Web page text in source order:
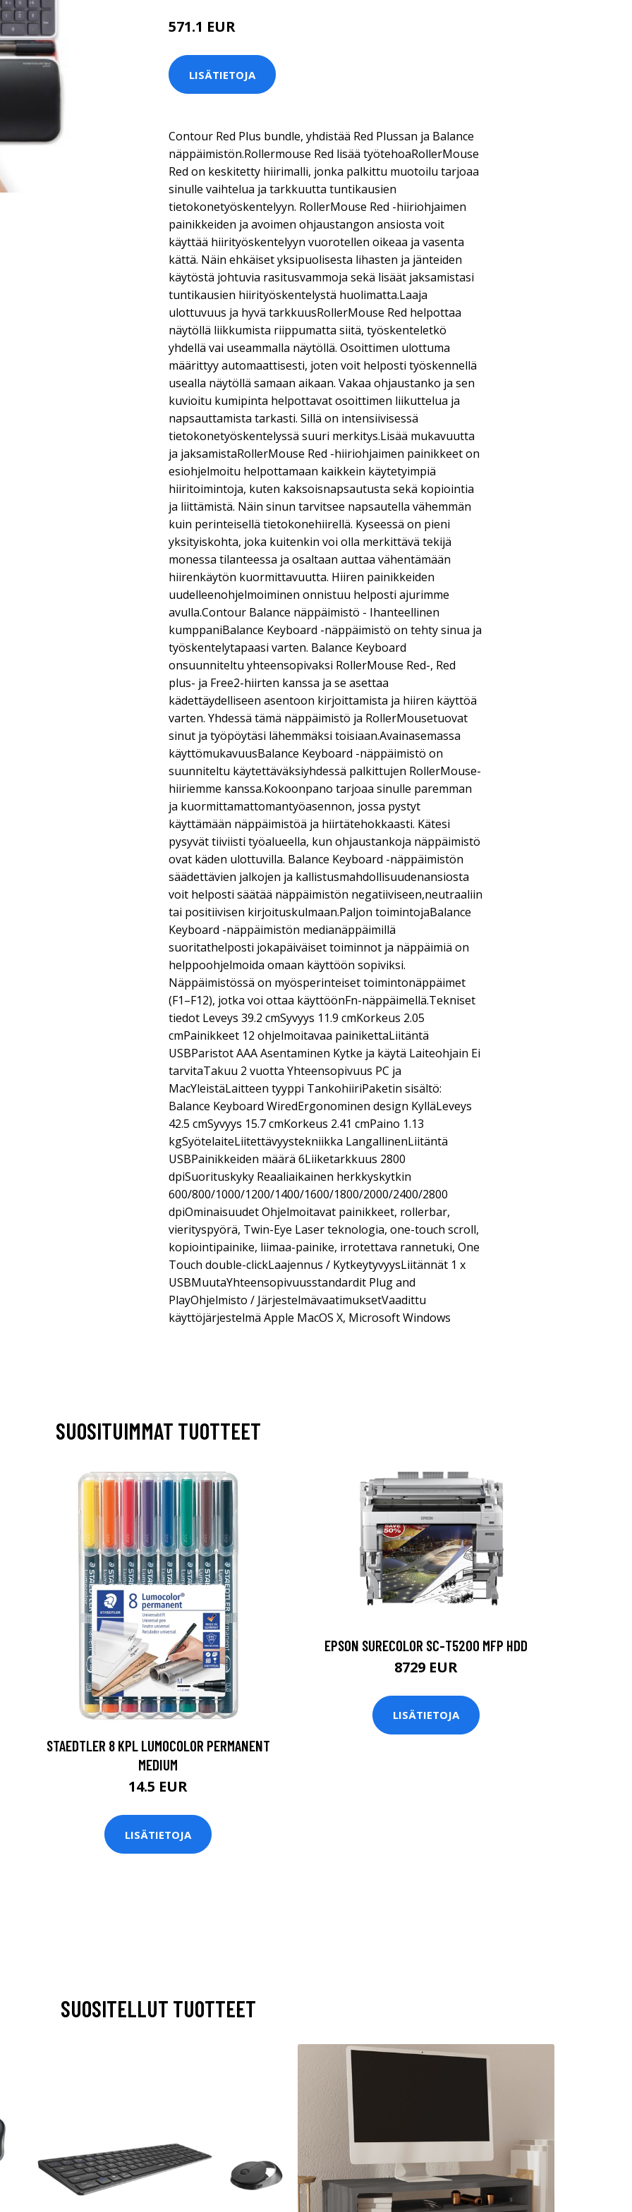
571.1 EUR
LISÄTIETOJA
Contour Red Plus bundle, yhdistää Red Plussan ja Balance
näppäimistön.Rollermouse Red lisää työtehoaRollerMouse
Red on keskitetty hiirimalli, jonka palkittu muotoilu tarjoaa
sinulle vaihtelua ja tarkkuutta tuntikausien
tietokonetyöskentelyyn. RollerMouse Red -hiiriohjaimen
painikkeiden ja avoimen ohjaustangon ansiosta voit
käyttää hiirityöskentelyyn vuorotellen oikeaa ja vasenta
kättä. Näin ehkäiset yksipuolisesta lihasten ja jänteiden
käytöstä johtuvia rasitusvammoja sekä lisäät jaksamistasi
tuntikausien hiirityöskentelystä huolimatta.Laaja
ulottuvuus ja hyvä tarkkuusRollerMouse Red helpottaa
näytöllä liikkumista riippumatta siitä, työskenteletkö
yhdellä vai useammalla näytöllä. Osoittimen ulottuma
määrittyy automaattisesti, joten voit helposti työskennellä
usealla näytöllä samaan aikaan. Vakaa ohjaustanko ja sen
kuvioitu kumipinta helpottavat osoittimen liikuttelua ja
napsauttamista tarkasti. Sillä on intensiivisessä
tietokonetyöskentelyssä suuri merkitys.Lisää mukavuutta
ja jaksamistaRollerMouse Red -hiiriohjaimen painikkeet on
esiohjelmoitu helpottamaan kaikkein käytetyimpiä
hiiritoimintoja, kuten kaksoisnapsautusta sekä kopiointia
ja liittämistä. Näin sinun tarvitsee napsautella vähemmän
kuin perinteisellä tietokonehiirellä. Kyseessä on pieni
yksityiskohta, joka kuitenkin voi olla merkittävä tekijä
monessa tilanteessa ja osaltaan auttaa vähentämään
hiirenkäytön kuormittavuutta. Hiiren painikkeiden
uudelleenohjelmoiminen onnistuu helposti ajurimme
avulla.Contour Balance näppäimistö - Ihanteellinen
kumppaniBalance Keyboard -näppäimistö on tehty sinua ja
työskentelytapaasi varten. Balance Keyboard
onsuunniteltu yhteensopivaksi RollerMouse Red-, Red
plus- ja Free2-hiirten kanssa ja se asettaa
kädettäydelliseen asentoon kirjoittamista ja hiiren käyttöä
varten. Yhdessä tämä näppäimistö ja RollerMousetuovat
sinut ja työpöytäsi lähemmäksi toisiaan.Avainasemassa
käyttömukavuusBalance Keyboard -näppäimistö on
suunniteltu käytettäväksiyhdessä palkittujen RollerMouse-
hiiriemme kanssa.Kokoonpano tarjoaa sinulle paremman
ja kuormittamattomantyöasennon, jossa pystyt
käyttämään näppäimistöä ja hiirtätehokkaasti. Kätesi
pysyvät tiiviisti työalueella, kun ohjaustankoja näppäimistö
ovat käden ulottuvilla. Balance Keyboard -näppäimistön
säädettävien jalkojen ja kallistusmahdollisuudenansiosta
voit helposti säätää näppäimistön negatiiviseen,neutraaliin
tai positiivisen kirjoituskulmaan.Paljon toimintojaBalance
Keyboard -näppäimistön medianäppäimillä
suoritathelposti jokapäiväiset toiminnot ja näppäimiä on
helppoohjelmoida omaan käyttöön sopiviksi.
Näppäimistössä on myösperinteiset toimintonäppäimet
(F1–F12), jotka voi ottaa käyttöönFn-näppäimellä.Tekniset
tiedot Leveys 39.2 cmSyvyys 11.9 cmKorkeus 2.05
cmPainikkeet 12 ohjelmoitavaa painikettaLiitäntä
USBParistot AAA Asentaminen Kytke ja käytä Laiteohjain Ei
tarvitaTakuu 2 vuotta Yhteensopivuus PC ja
MacYleistäLaitteen tyyppi TankohiiriPaketin sisältö:
Balance Keyboard WiredErgonominen design KylläLeveys
42.5 cmSyvyys 15.7 cmKorkeus 2.41 cmPaino 1.13
kgSyötelaiteLiitettävyystekniikka LangallinenLiitäntä
USBPainikkeiden määrä 6Liiketarkkuus 2800
dpiSuorituskyky Reaaliaikainen herkkyskytkin
600/800/1000/1200/1400/1600/1800/2000/2400/2800
dpiOminaisuudet Ohjelmoitavat painikkeet, rollerbar,
vierityspyörä, Twin-Eye Laser teknologia, one-touch scroll,
kopiointipainike, liimaa-painike, irrotettava rannetuki, One
Touch double-clickLaajennus / KytkeytyvyysLiitännät 1 x
USBMuutaYhteensopivuusstandardit Plug and
PlayOhjelmisto / JärjestelmävaatimuksetVaadittu
käyttöjärjestelmä Apple MacOS X, Microsoft Windows
SUOSITUIMMAT TUOTTEET
STAEDTLER 8 KPL LUMOCOLOR PERMANENT
MEDIUM
14.5 EUR
LISÄTIETOJA
EPSON SURECOLOR SC-T5200 MFP HDD
8729 EUR
LISÄTIETOJA
SUOSITELLUT TUOTTEET